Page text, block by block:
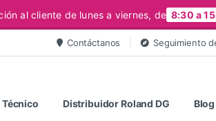
al cliente de lunes a viernes, de 8:30 a
Contáctanos Seguimiento
Distribuidor Roland DG Blog